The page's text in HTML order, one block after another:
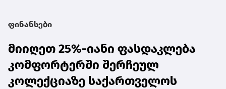
ფინანსები
მიიღეთ 25%-იანი ფასდაკლება
კომფორტერში შერჩეულ
კოლექციაზე საქართველოს